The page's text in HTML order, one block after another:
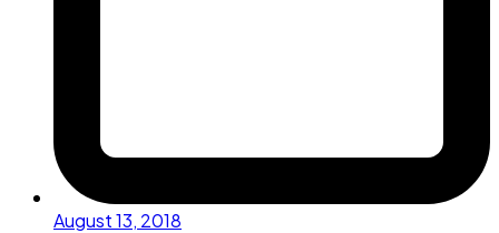
August 13, 2018